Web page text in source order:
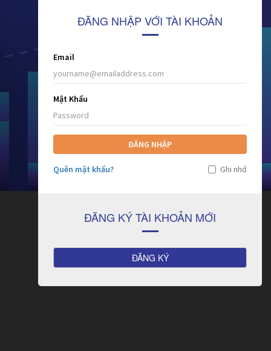
ĐĂNG NHẬP VỚI TÀI KHOẢN
Email
Mật Khẩu
ĐĂNG NHẬP
Quên mật khẩu? Ghi nhớ
ĐĂNG KÝ TÀI KHOẢN MỚI
ĐĂNG KÝ